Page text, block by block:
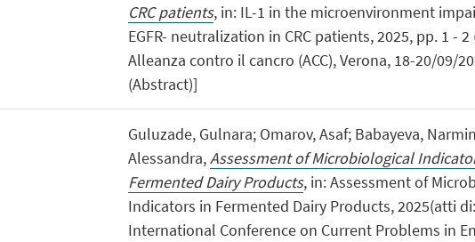
CRC patients, in: IL-1 in the microenvironment
EGFR- neutralization in CRC patients, 2025, pp. 1 -
Alleanza contro il cancro (ACC), Verona, 18-20/09/
(Abstract)]
Guluzade, Gulnara; Omarov, Asaf; Babayeva,
Alessandra,Assessment of Microbiological
Fermented Dairy Products, in: Assessment of
Indicators in Fermented Dairy Products, 2025(atti
International Conference on Current Problems in